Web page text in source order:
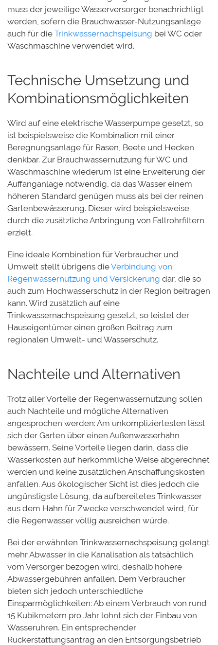
muss der jeweilige Wasserversorger benachrichtigt
werden, sofern die Brauchwasser-Nutzungsanlage
auch für die Trinkwassernachspeisung bei WC oder
Waschmaschine verwendet wird.
Technische Umsetzung und
Kombinationsmöglichkeiten
Wird auf eine elektrische Wasserpumpe gesetzt, so
ist beispielsweise die Kombination mit einer
Beregnungsanlage für Rasen, Beete und Hecken
denkbar. Zur Brauchwassernutzung für WC und
Waschmaschine wiederum ist eine Erweiterung der
Auffanganlage notwendig, da das Wasser einem
höheren Standard genügen muss als bei der reinen
Gartenbewässerung. Dieser wird beispielsweise
durch die zusätzliche Anbringung von Fallrohrfiltern
erzielt.
Eine ideale Kombination für Verbraucher und
Umwelt stellt übrigens dieVerbindung von
Regenwassernutzung und Versickerung dar, die so
auch zum Hochwasserschutz in der Region beitragen
kann. Wird zusätzlich auf eine
Trinkwassernachspeisung gesetzt, so leistet der
Hauseigentümer einen großen Beitrag zum
regionalen Umwelt- und Wasserschutz.
Nachteile und Alternativen
Trotz aller Vorteile der Regenwassernutzung sollen
auch Nachteile und mögliche Alternativen
angesprochen werden: Am unkompliziertesten lässt
sich der Garten über einen Außenwasserhahn
bewässern. Seine Vorteile liegen darin, dass die
Wasserkosten auf herkömmliche Weise abgerechnet
werden und keine zusätzlichen Anschaffungskosten
anfallen. Aus ökologischer Sicht ist dies jedoch die
ungünstigste Lösung, da aufbereitetes Trinkwasser
aus dem Hahn für Zwecke verschwendet wird, für
die Regenwasser völlig ausreichen würde.
Bei der erwähnten Trinkwassernachspeisung gelangt
mehr Abwasser in die Kanalisation als tatsächlich
vom Versorger bezogen wird, deshalb höhere
Abwassergebühren anfallen. Dem Verbraucher
bieten sich jedoch unterschiedliche
Einsparmöglichkeiten: Ab einem Verbrauch von rund
15 Kubikmetern pro Jahr lohnt sich der Einbau von
Wasseruhren. Ein entsprechender
Rückerstattungsantrag an den Entsorgungsbetrieb